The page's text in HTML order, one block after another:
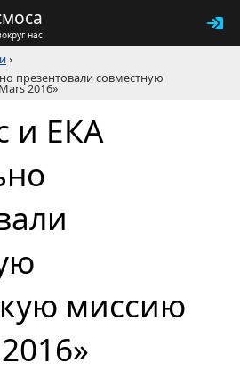
нас
›
презентовали совместную
2016»
и ЕКА
миссию